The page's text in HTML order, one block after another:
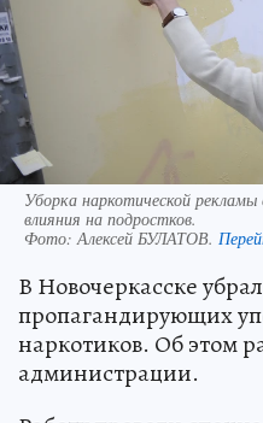
Уборка наркотической
влияния на подростков.
Фото:Алексей БУЛАТОВ.
В Новочеркасске
пропагандирующих
наркотиков. Об этом
администрации.